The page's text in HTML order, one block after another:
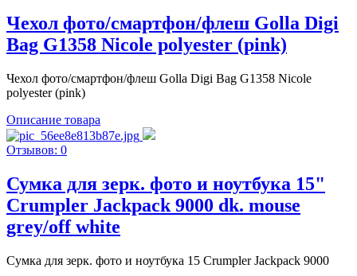
Чехол фото/смартфон/флеш Golla Digi
Bag G1358 Nicole polyester (pink)
Чехол фото/смартфон/флеш Golla Digi Bag G1358 Nicole
polyester (pink)
Описание товара
Отзывов: 0
Сумка для зерк. фото и ноутбука 15"
Crumpler Jackpack 9000 dk. mouse
grey/off white
Сумка для зерк. фото и ноутбука 15 Crumpler Jackpack 9000